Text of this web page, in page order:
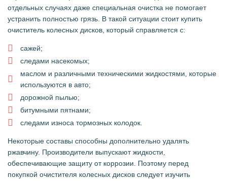
отдельных случаях даже специальная очистка не помогает
устранить полностью грязь. В такой ситуации стоит купить
очиститель колесных дисков, который справляется с:
сажей;
следами насекомых;
маслом и различными техническими жидкостями, которые
используются в авто;
дорожной пылью;
битумными пятнами;
следами износа тормозных колодок.
Некоторые составы способны дополнительно удалять
ржавчину. Производители выпускают жидкости,
обеспечивающие защиту от коррозии. Поэтому перед
покупкой очистителя колесных дисков следует изучить